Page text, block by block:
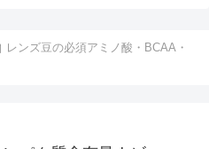
レンズ豆の必須アミノ酸・BCAA・